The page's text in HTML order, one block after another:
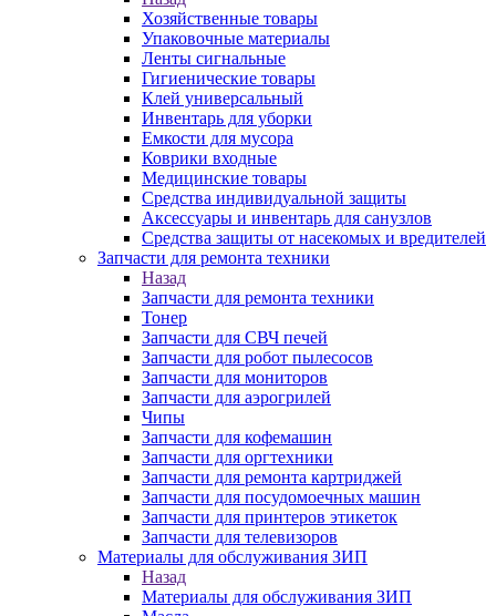
Хозяйственные товары
Упаковочные материалы
Ленты сигнальные
Гигиенические товары
Клей универсальный
Инвентарь для уборки
Емкости для мусора
Коврики входные
Медицинские товары
Средства индивидуальной защиты
Аксессуары и инвентарь для санузлов
Средства защиты от насекомых и вредителей
Запчасти для ремонта техники
Назад
Запчасти для ремонта техники
Тонер
Запчасти для СВЧ печей
Запчасти для робот пылесосов
Запчасти для мониторов
Запчасти для аэрогрилей
Чипы
Запчасти для кофемашин
Запчасти для оргтехники
Запчасти для ремонта картриджей
Запчасти для посудомоечных машин
Запчасти для принтеров этикеток
Запчасти для телевизоров
Материалы для обслуживания ЗИП
Назад
Материалы для обслуживания ЗИП